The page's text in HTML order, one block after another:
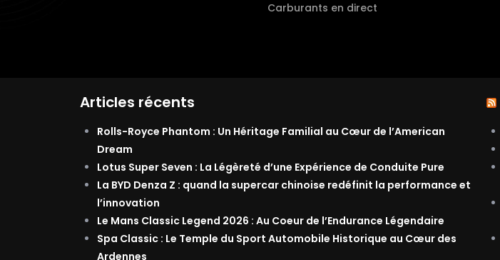
Carburants en direct
Articles récents
Rolls-Royce Phantom : Un Héritage Familial au Cœur de l’American
Dream
Lotus Super Seven : La Légèreté d’une Expérience de Conduite Pure
La BYD Denza Z : quand la supercar chinoise redéfinit la performance et
l’innovation
Le Mans Classic Legend 2026 : Au Coeur de l’Endurance Légendaire
Spa Classic : Le Temple du Sport Automobile Historique au Cœur des
Ardennes